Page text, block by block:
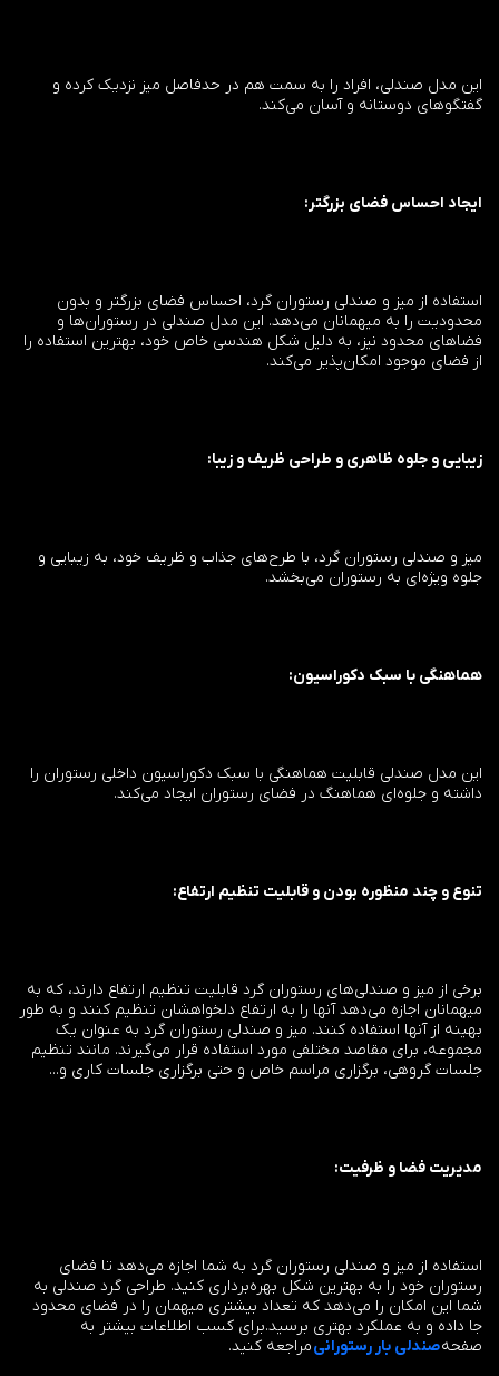
این مدل صندلی، افراد را به سمت هم در حدفاصل میز نزدیک کرده و
گفتگوهای دوستانه و آسان می‌کند.
ایجاد احساس فضای بزرگتر:
استفاده از میز و صندلی رستوران گرد، احساس فضای بزرگتر و بدون
محدودیت را به میهمانان می‌دهد. این مدل صندلی در رستوران‌ها و
فضاهای محدود نیز، به دلیل شکل هندسی خاص خود، بهترین استفاده را
از فضای موجود امکان‌پذیر می‌کند.
زیبایی و جلوه ظاهری و طراحی ظریف و زیبا:
میز و صندلی رستوران گرد، با طرح‌های جذاب و ظریف خود، به زیبایی و
جلوه ویژه‌ای به رستوران می‌بخشد.
هماهنگی با سبک دکوراسیون:
این مدل صندلی قابلیت هماهنگی با سبک دکوراسیون داخلی رستوران را
داشته و جلوه‌ای هماهنگ در فضای رستوران ایجاد می‌کند.
تنوع و چند منظوره بودن و قابلیت تنظیم ارتفاع:
برخی از میز و صندلی‌های رستوران گرد قابلیت تنظیم ارتفاع دارند، که به
میهمانان اجازه می‌دهد آنها را به ارتفاع دلخواهشان تنظیم کنند و به طور
بهینه از آنها استفاده کنند. میز و صندلی رستوران گرد به عنوان یک
مجموعه، برای مقاصد مختلفی مورد استفاده قرار می‌گیرند. مانند تنظیم
جلسات گروهی، برگزاری مراسم خاص و حتی برگزاری جلسات کاری و...
مدیریت فضا و ظرفیت:
استفاده از میز و صندلی رستوران گرد به شما اجازه می‌دهد تا فضای
رستوران خود را به بهترین شکل بهره‌برداری کنید. طراحی گرد صندلی به
شما این امکان را می‌دهد که تعداد بیشتری میهمان را در فضای محدود
جا داده و به عملکرد بهتری برسید.برای کسب اطلاعات بیشتر به
صفحهصندلی بار رستورانیمراجعه کنید.